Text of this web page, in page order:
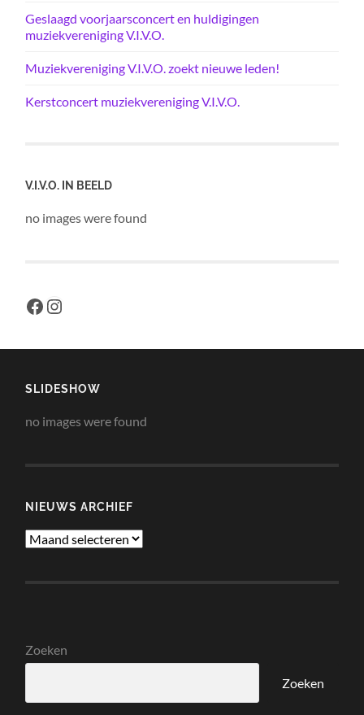
Geslaagd voorjaarsconcert en huldigingen
muziekvereniging V.I.V.O.
Muziekvereniging V.I.V.O. zoekt nieuwe leden!
Kerstconcert muziekvereniging V.I.V.O.
V.I.V.O. IN BEELD
no images were found
Facebook
Instagram
SLIDESHOW
no images were found
NIEUWS ARCHIEF
Nieuws
Zoeken
Zoeken